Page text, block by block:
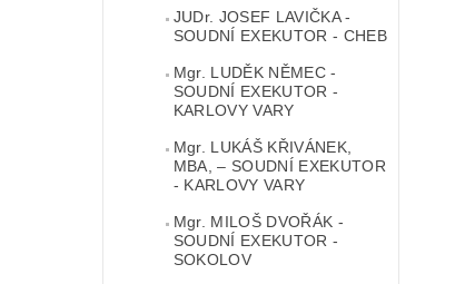
JUDr. JOSEF LAVIČKA -
SOUDNÍ EXEKUTOR - CHEB
Mgr. LUDĚK NĚMEC -
SOUDNÍ EXEKUTOR -
KARLOVY VARY
Mgr. LUKÁŠ KŘIVÁNEK,
MBA, – SOUDNÍ EXEKUTOR
- KARLOVY VARY
Mgr. MILOŠ DVOŘÁK -
SOUDNÍ EXEKUTOR -
SOKOLOV